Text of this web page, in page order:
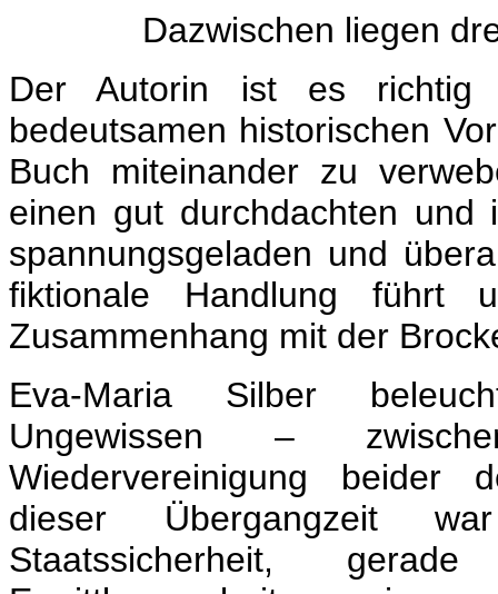
Dazwischen liegen
Der Autorin ist es richtig
bedeutsamen historischen
Buch miteinander zu
einen gut durchdachten und
spannungsgeladen und
fiktionale Handlung führt
Zusammenhang mit der
Eva-Maria Silber
Ungewissen –
Wiedervereinigung beider
dieser Übergangzeit
Staatssicherheit,